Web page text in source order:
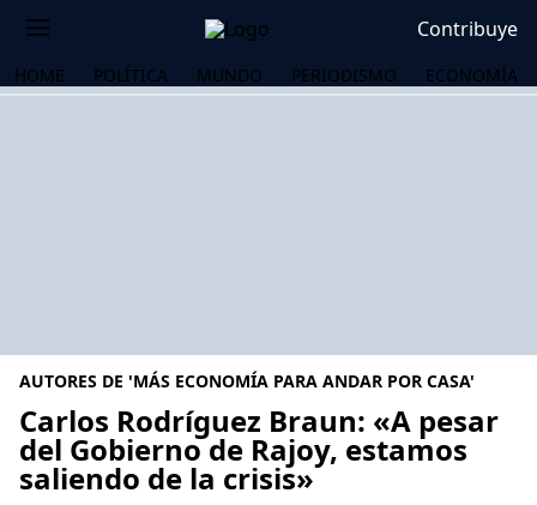
Contribuye
HOME POLÍTICA MUNDO PERIODISMO ECONOMÍA
AUTORES DE 'MÁS ECONOMÍA PARA ANDAR POR CASA'
Carlos Rodríguez Braun: «A pesar
del Gobierno de Rajoy, estamos
saliendo de la crisis»